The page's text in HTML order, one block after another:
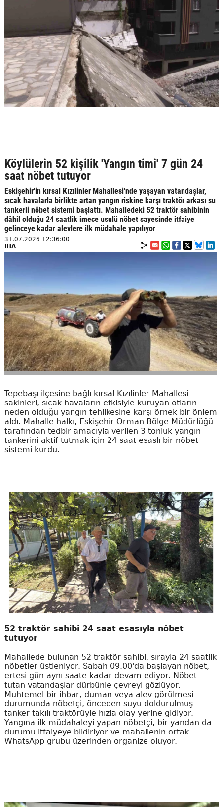
Köylülerin 52 kişilik 'Yangın timi' 7 gün 24
saat nöbet tutuyor
Eskişehir'in kırsal Kızılinler Mahallesi'nde yaşayan vatandaşlar,
sıcak havalarla birlikte artan yangın riskine karşı traktör arkası su
tankerli nöbet sistemi başlattı. Mahalledeki 52 traktör sahibinin
dâhil olduğu 24 saatlik imece usulü nöbet sayesinde itfaiye
gelinceye kadar alevlere ilk müdahale yapılıyor
31.07.2026 12:36:00
İHA
Tepebaşı ilçesine bağlı kırsal Kızılinler Mahallesi
sakinleri, sıcak havaların etkisiyle kuruyan otların
neden olduğu yangın tehlikesine karşı örnek bir önlem
aldı. Mahalle halkı, Eskişehir Orman Bölge Müdürlüğü
tarafından tedbir amacıyla verilen 3 tonluk yangın
tankerini aktif tutmak için 24 saat esaslı bir nöbet
sistemi kurdu.
52 traktör sahibi 24 saat esasıyla nöbet
tutuyor
Mahallede bulunan 52 traktör sahibi, sırayla 24 saatlik
nöbetler üstleniyor. Sabah 09.00'da başlayan nöbet,
ertesi gün aynı saate kadar devam ediyor. Nöbet
tutan vatandaşlar dürbünle çevreyi gözlüyor.
Muhtemel bir ihbar, duman veya alev görülmesi
durumunda nöbetçi, önceden suyu doldurulmuş
tanker takılı traktörüyle hızla olay yerine gidiyor.
Yangına ilk müdahaleyi yapan nöbetçi, bir yandan da
durumu itfaiyeye bildiriyor ve mahallenin ortak
WhatsApp grubu üzerinden organize oluyor.